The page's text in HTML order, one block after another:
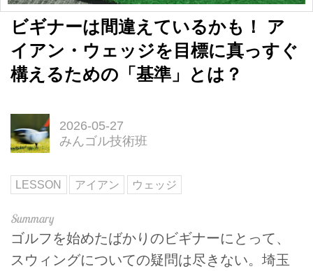
ビギナーは間違えているかも！ ア
イアン・ウェッジを目標に真っすぐ
構えるための「基準」とは？
2026-05-27
みんゴル技術班
LESSON アイアン ウェッジ
ゴルフを始めたばかりのビギナーにとって、
スウィングについての疑問は尽きない。埼玉